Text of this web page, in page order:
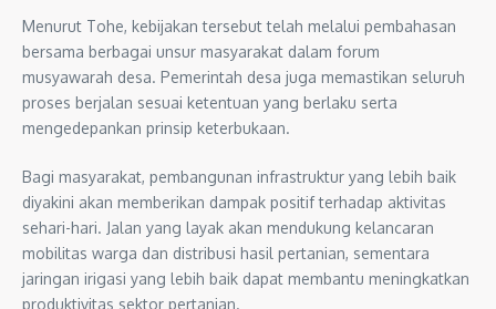
Menurut Tohe, kebijakan tersebut telah melalui pembahasan
bersama berbagai unsur masyarakat dalam forum
musyawarah desa. Pemerintah desa juga memastikan seluruh
proses berjalan sesuai ketentuan yang berlaku serta
mengedepankan prinsip keterbukaan.
Bagi masyarakat, pembangunan infrastruktur yang lebih baik
diyakini akan memberikan dampak positif terhadap aktivitas
sehari-hari. Jalan yang layak akan mendukung kelancaran
mobilitas warga dan distribusi hasil pertanian, sementara
jaringan irigasi yang lebih baik dapat membantu meningkatkan
produktivitas sektor pertanian.